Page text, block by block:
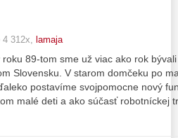
312x, lamaja
89-tom sme už viac ako rok
Slovensku. V starom domčeku po
postavíme svojpomocne nový
malé deti a ako súčasť robotníckej